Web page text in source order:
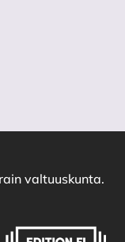
valtuuskunta.